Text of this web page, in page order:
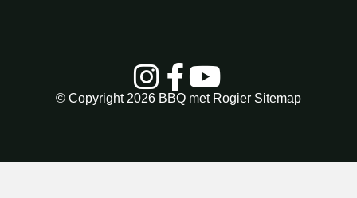
© Copyright 2026 BBQ met Rogier Sitemap